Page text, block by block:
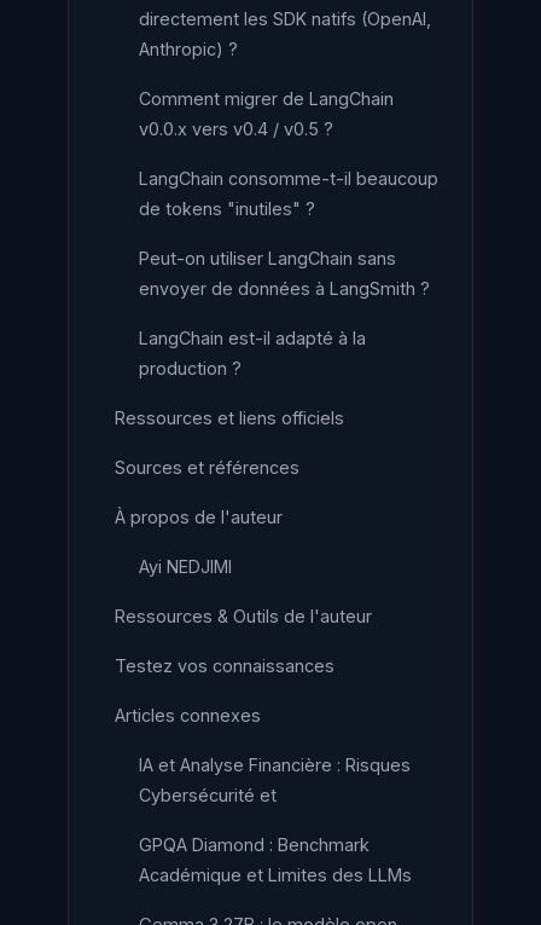
directement les SDK natifs (OpenAI,
Anthropic) ?
Comment migrer de LangChain
v0.0.x vers v0.4 / v0.5 ?
LangChain consomme-t-il beaucoup
de tokens "inutiles" ?
Peut-on utiliser LangChain sans
envoyer de données à LangSmith ?
LangChain est-il adapté à la
production ?
Ressources et liens officiels
Sources et références
À propos de l'auteur
Ayi NEDJIMI
Ressources & Outils de l'auteur
Testez vos connaissances
Articles connexes
IA et Analyse Financière : Risques
Cybersécurité et
GPQA Diamond : Benchmark
Académique et Limites des LLMs